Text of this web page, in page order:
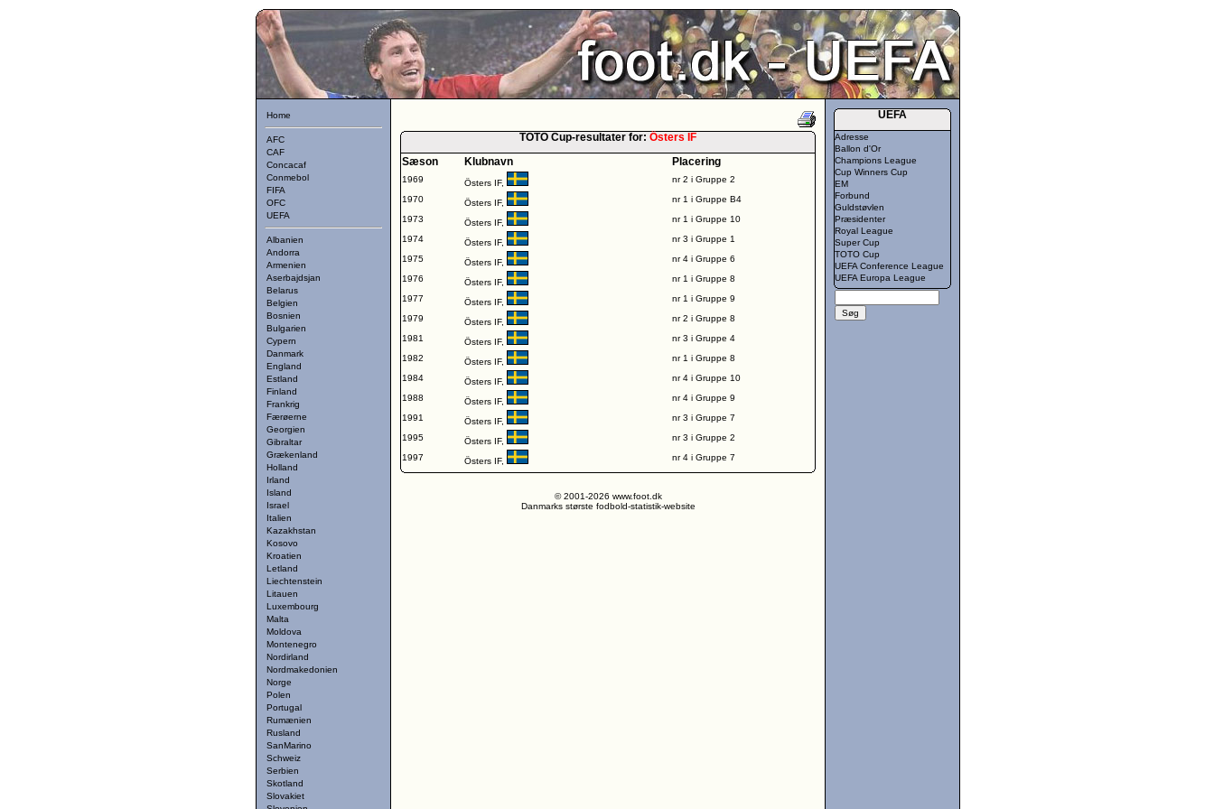
Home
AFC
CAF
Concacaf
Conmebol
FIFA
OFC
UEFA
Albanien
Andorra
Armenien
Aserbajdsjan
Belarus
Belgien
Bosnien
Bulgarien
Cypern
Danmark
England
Estland
Finland
Frankrig
Færøerne
Georgien
Gibraltar
Grækenland
Holland
Irland
Island
Israel
Italien
Kazakhstan
Kosovo
Kroatien
Letland
Liechtenstein
Litauen
Luxembourg
Malta
Moldova
Montenegro
Nordirland
Nordmakedonien
Norge
Polen
Portugal
Rumænien
Rusland
SanMarino
Schweiz
Serbien
Skotland
Slovakiet
TOTO Cup-resultater for: Östers IF
Sæson
Klubnavn Placering
1969 Östers IF,
nr 2 i Gruppe 2
1970
Östers IF,
nr 1 i Gruppe B4
1973
Östers IF,
nr 1 i Gruppe 10
1974
Östers IF,
nr 3 i Gruppe 1
1975
Östers IF,
nr 4 i Gruppe 6
1976
Östers IF,
nr 1 i Gruppe 8
1977
Östers IF,
nr 1 i Gruppe 9
1979
Östers IF,
nr 2 i Gruppe 8
1981
Östers IF,
nr 3 i Gruppe 4
1982
Östers IF,
nr 1 i Gruppe 8
1984
Östers IF,
nr 4 i Gruppe 10
1988
Östers IF,
nr 4 i Gruppe 9
1991
Östers IF,
nr 3 i Gruppe 7
1995
Östers IF,
nr 3 i Gruppe 2
1997
Östers IF, nr 4 i Gruppe 7
© 2001-2026 www.foot.dk
Danmarks største fodbold-statistik-website
UEFA
Adresse
Ballon d'Or
Champions League
Cup Winners Cup
EM
Forbund
Guldstøvlen
Præsidenter
Royal League
Super Cup
TOTO Cup
UEFA Conference League
UEFA Europa League